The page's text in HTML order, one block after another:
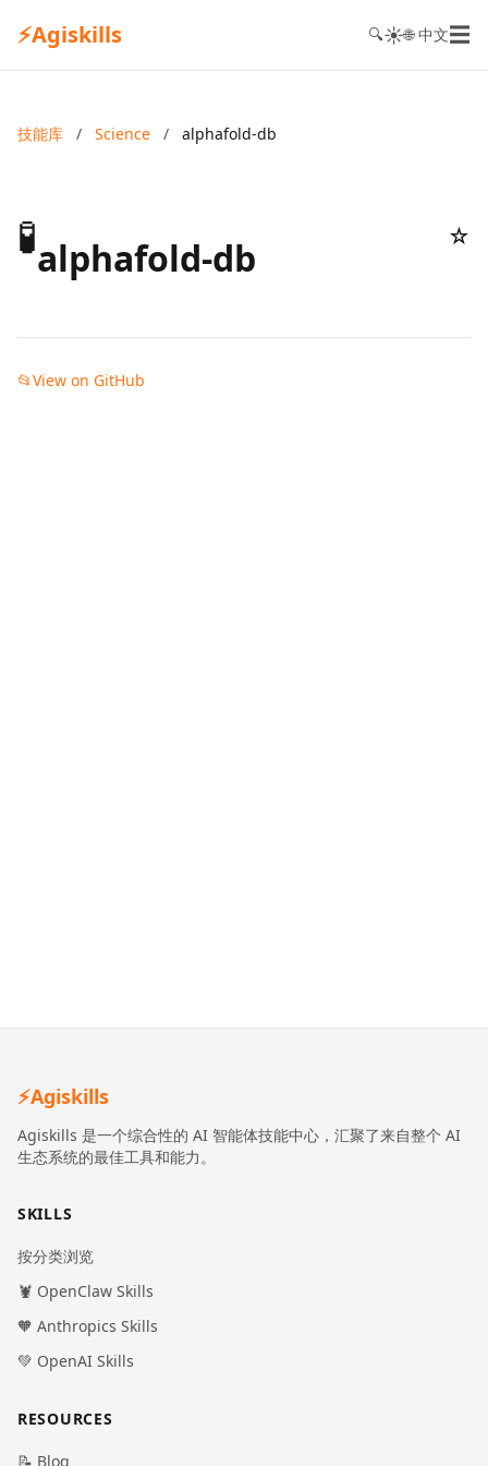
⚡Agiskills 🔍☀️🌐 中文☰
技能库 / Science / alphafold-db
🧪alphafold-db ☆
📂View on GitHub
⚡Agiskills
Agiskills 是一个综合性的 AI 智能体技能中心，汇聚了来自整个 AI
生态系统的最佳工具和能力。
SKILLS
按分类浏览
🦞 OpenClaw Skills
🧡 Anthropics Skills
💚 OpenAI Skills
RESOURCES
📝 Blog